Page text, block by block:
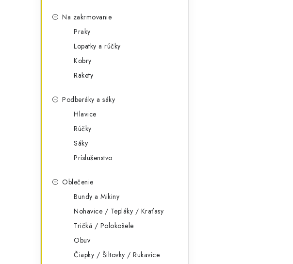
Na zakrmovanie
Praky
Lopatky a rúčky
Kobry
Rakety
Podberáky a sáky
Hlavice
Rúčky
Sáky
Príslušenstvo
Oblečenie
Bundy a Mikiny
Nohavice / Tepláky / Kraťasy
Tričká / Polokošele
Obuv
Čiapky / Šiltovky / Rukavice